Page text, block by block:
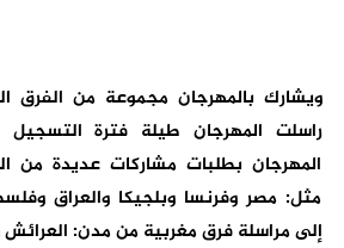
ويشارك بالمهرجان مجموعة من الفرق
راسلت المهرجان طيلة فترة
المهرجان بطلبات مشاركات عديدة من
مثل: مصر وفرنسا وبلجيكا والعراق
إلى مراسلة فرق مغربية من مدن: